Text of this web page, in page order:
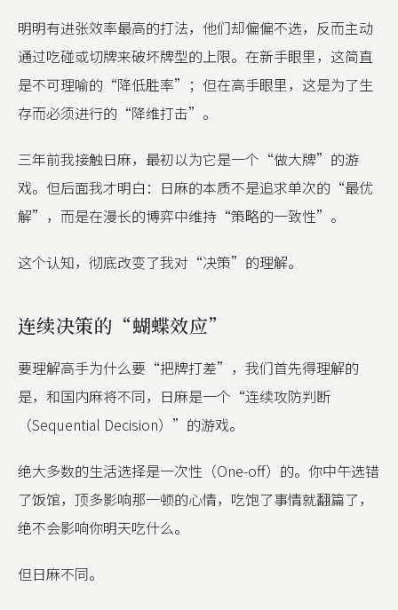
明明有进张效率最高的打法，他们却偏偏不选，反而主动
通过吃碰或切牌来破坏牌型的上限。在新手眼里，这简直
是不可理喻的“降低胜率”；但在高手眼里，这是为了生
存而必须进行的“降维打击”。
三年前我接触日麻，最初以为它是一个“做大牌”的游
戏。但后面我才明白：日麻的本质不是追求单次的“最优
解”，而是在漫长的博弈中维持“策略的一致性”。
这个认知，彻底改变了我对“决策”的理解。
连续决策的“蝴蝶效应”
要理解高手为什么要“把牌打差”，我们首先得理解的
是，和国内麻将不同，日麻是一个“连续攻防判断
（Sequential Decision）”的游戏。
绝大多数的生活选择是一次性（One-off）的。你中午选错
了饭馆，顶多影响那一顿的心情，吃饱了事情就翻篇了，
绝不会影响你明天吃什么。
但日麻不同。